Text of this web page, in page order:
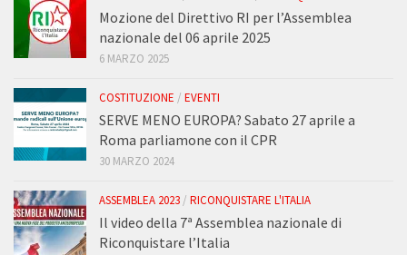
Mozione del Direttivo RI per l’Assemblea
nazionale del 06 aprile 2025
6 MARZO 2025
COSTITUZIONE / EVENTI
SERVE MENO EUROPA? Sabato 27 aprile a
Roma parliamone con il CPR
30 MARZO 2024
ASSEMBLEA 2023/ RICONQUISTARE L'ITALIA
Il video della 7ª Assemblea nazionale di
Riconquistare l’Italia